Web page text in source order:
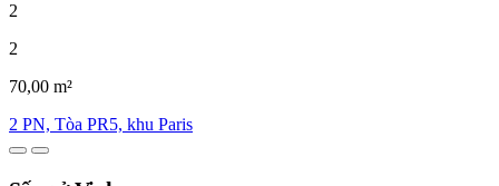
2
2
70,00 m²
2 PN, Tòa PR5, khu Paris